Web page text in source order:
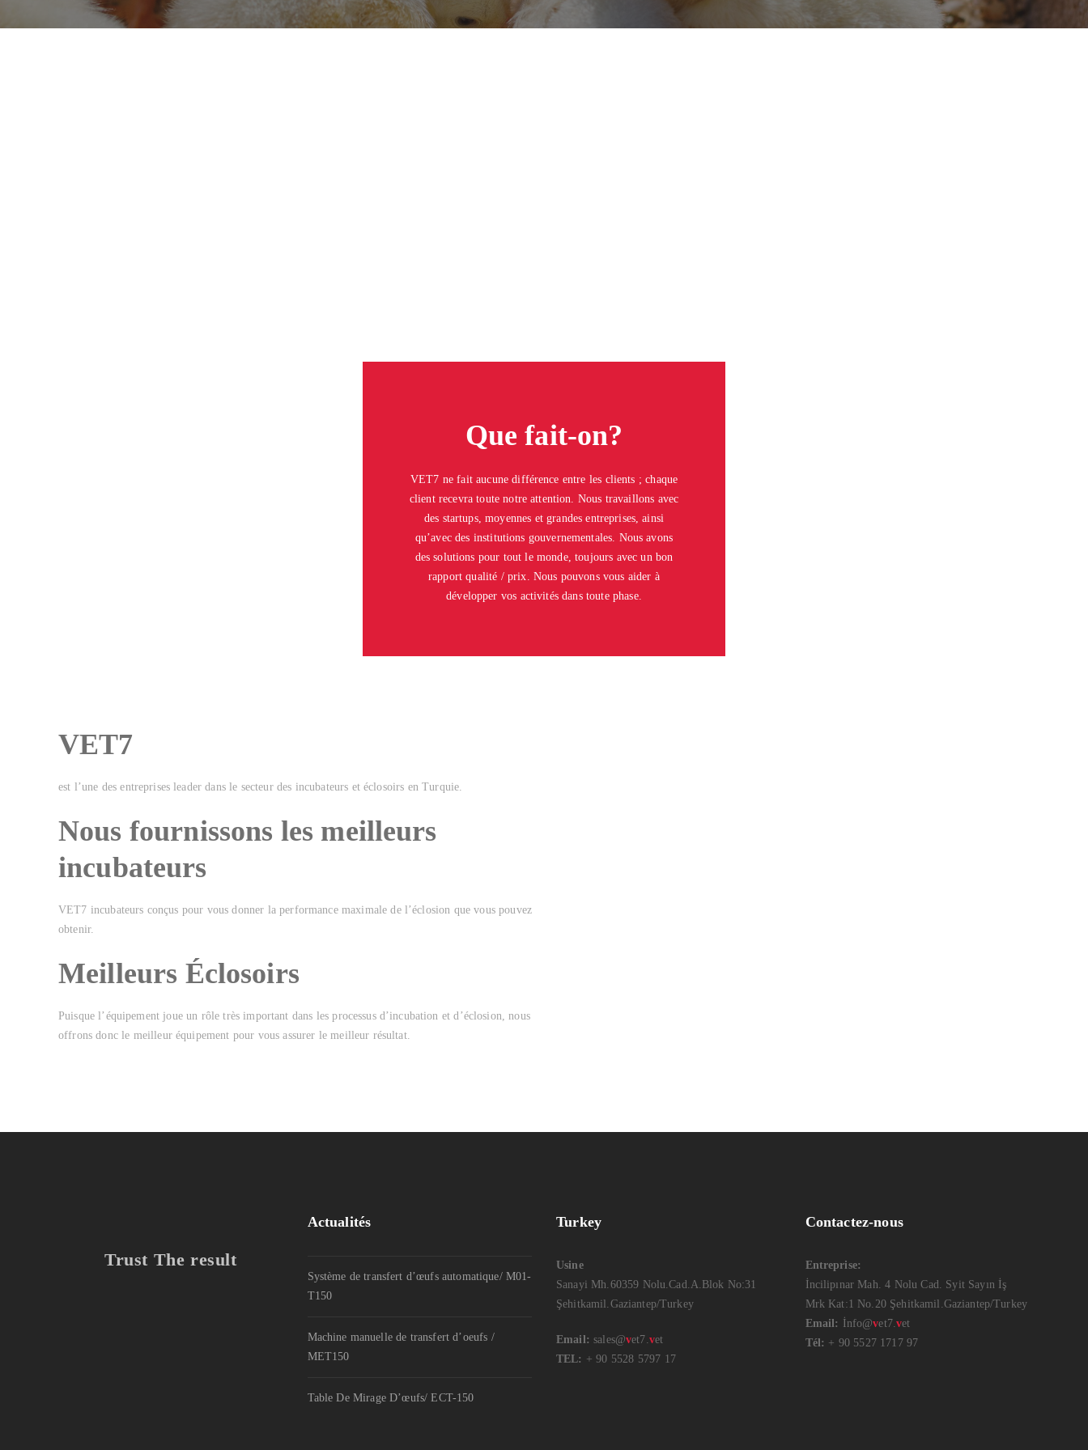
Que fait-on?
VET7 ne fait aucune différence entre les clients ; chaque
client recevra toute notre attention. Nous travaillons avec
des startups, moyennes et grandes entreprises, ainsi
qu’avec des institutions gouvernementales. Nous avons
des solutions pour tout le monde, toujours avec un bon
rapport qualité / prix. Nous pouvons vous aider à
développer vos activités dans toute phase.
VET7
est l’une des entreprises leader dans le secteur des incubateurs et éclosoirs en Turquie.
Nous fournissons les meilleurs
incubateurs
VET7 incubateurs conçus pour vous donner la performance maximale de l’éclosion que vous pouvez
obtenir.
Meilleurs Éclosoirs
Puisque l’équipement joue un rôle très important dans les processus d’incubation et d’éclosion, nous
offrons donc le meilleur équipement pour vous assurer le meilleur résultat.
Trust The result
Actualités
Système de transfert d’œufs automatique/ M01-
T150
Machine manuelle de transfert d’oeufs /
MET150
Table De Mirage D’œufs/ ECT-150
Turkey
Usine
Sanayi Mh.60359 Nolu.Cad.A.Blok No:31
Şehitkamil.Gaziantep/Turkey
Email: sales@vet7.vet
TEL: + 90 5528 5797 17
Contactez-nous
Entreprise:
İncilipınar Mah. 4 Nolu Cad. Syit Sayın İş
Mrk Kat:1 No.20 Şehitkamil.Gaziantep/Turkey
Email: İnfo@vet7.vet
Tél: + 90 5527 1717 97